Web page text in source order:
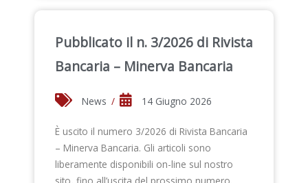
Pubblicato il n. 3/2026 di Rivista
Bancaria – Minerva Bancaria
News / 14 Giugno 2026
È uscito il numero 3/2026 di Rivista Bancaria
– Minerva Bancaria. Gli articoli sono
liberamente disponibili on-line sul nostro